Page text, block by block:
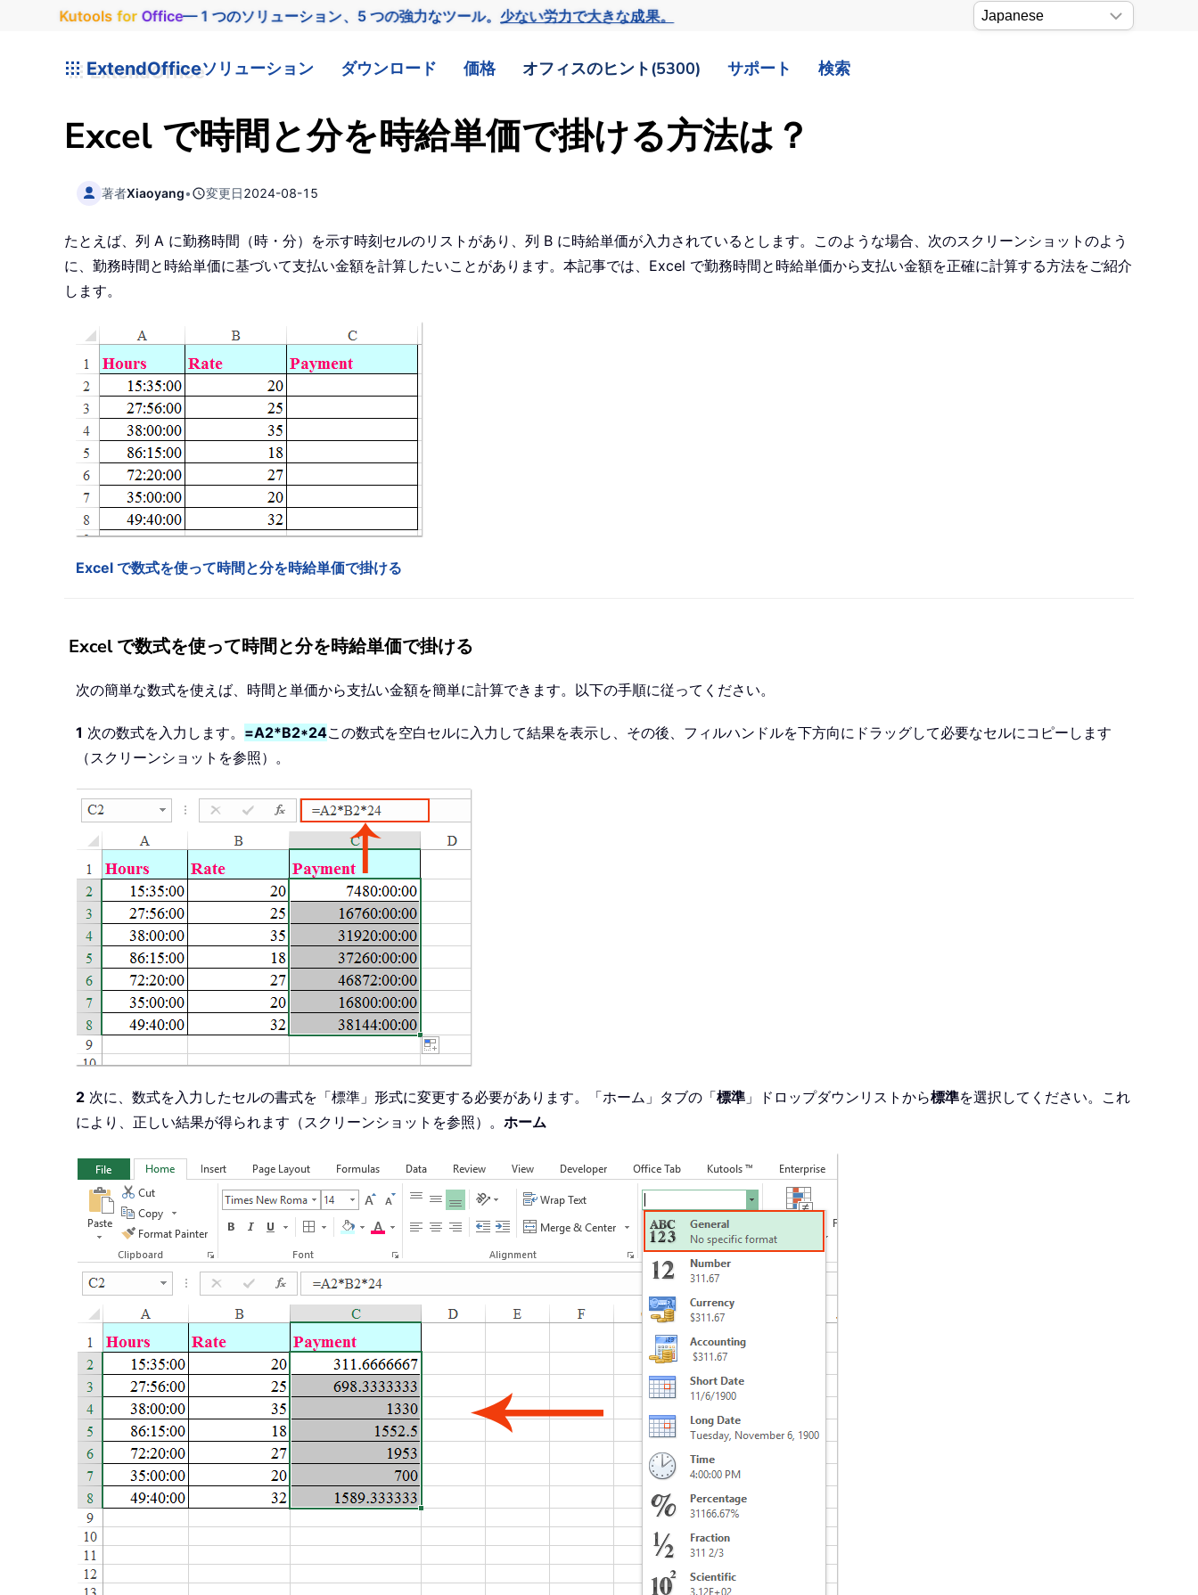
Kutools for Office— 1 つのソリューション、5 つの強力なツール。少ない労力で大きな成果。
ExtendOfficeソリューション ダウンロード 価格 オフィスのヒント(5300) サポート 検索
Excel で時間と分を時給単価で掛ける方法は？
著者Xiaoyang• 変更日2024-08-15
たとえば、列 A に勤務時間（時・分）を示す時刻セルのリストがあり、列 B に時給単価が入力されているとします。このような場合、次のスクリーンショットのよう
に、勤務時間と時給単価に基づいて支払い金額を計算したいことがあります。本記事では、Excel で勤務時間と時給単価から支払い金額を正確に計算する方法をご紹介
します。
Excel で数式を使って時間と分を時給単価で掛ける
Excel で数式を使って時間と分を時給単価で掛ける
次の簡単な数式を使えば、時間と単価から支払い金額を簡単に計算できます。以下の手順に従ってください。
1 次の数式を入力します。 =A2*B2*24この数式を空白セルに入力して結果を表示し、その後、フィルハンドルを下方向にドラッグして必要なセルにコピーします
（スクリーンショットを参照）。
2 次に、数式を入力したセルの書式を「標準」形式に変更する必要があります。「ホーム」タブの「標準 」ドロップダウンリストから標準を選択してください。これ
により、正しい結果が得られます（スクリーンショットを参照）。 ホーム